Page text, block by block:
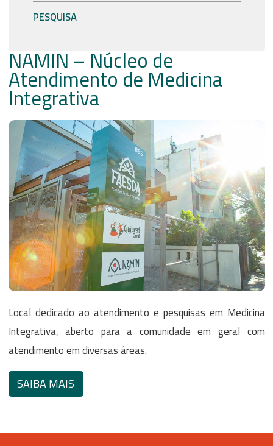
PESQUISA
NAMIN – Núcleo de
Atendimento de Medicina
Integrativa
Local dedicado ao atendimento e pesquisas em Medicina
Integrativa, aberto para a comunidade em geral com
atendimento em diversas áreas.
SAIBA MAIS